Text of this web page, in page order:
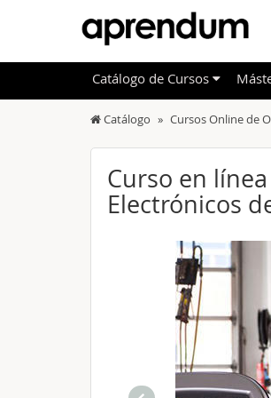
OFERTAS DESTACADAS
CURSOS MÁS VALORADOS
Catálogo Cursos Online de
Curso en
Electrónicos
Catálogo de Cursos